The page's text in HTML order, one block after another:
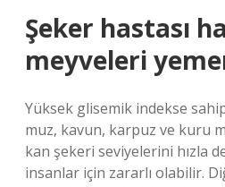
Şeker hastası
meyveleri
Yüksek glisemik indekse
muz, kavun, karpuz ve kuru
kan şekeri seviyelerini hızla
insanlar için zararlı olabilir.